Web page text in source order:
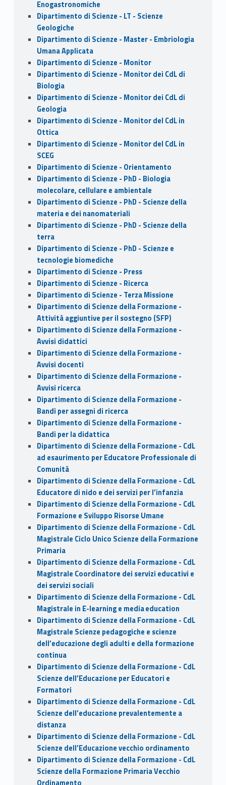
Enogastronomiche
Dipartimento di Scienze - LT - Scienze
Geologiche
Dipartimento di Scienze - Master - Embriologia
Umana Applicata
Dipartimento di Scienze - Monitor
Dipartimento di Scienze - Monitor dei CdL di
Biologia
Dipartimento di Scienze - Monitor dei CdL di
Geologia
Dipartimento di Scienze - Monitor del CdL in
Ottica
Dipartimento di Scienze - Monitor del CdL in
SCEG
Dipartimento di Scienze - Orientamento
Dipartimento di Scienze - PhD - Biologia
molecolare, cellulare e ambientale
Dipartimento di Scienze - PhD - Scienze della
materia e dei nanomateriali
Dipartimento di Scienze - PhD - Scienze della
terra
Dipartimento di Scienze - PhD - Scienze e
tecnologie biomediche
Dipartimento di Scienze - Press
Dipartimento di Scienze - Ricerca
Dipartimento di Scienze - Terza Missione
Dipartimento di Scienze della Formazione -
Attività aggiuntive per il sostegno (SFP)
Dipartimento di Scienze della Formazione -
Avvisi didattici
Dipartimento di Scienze della Formazione -
Avvisi docenti
Dipartimento di Scienze della Formazione -
Avvisi ricerca
Dipartimento di Scienze della Formazione -
Bandi per assegni di ricerca
Dipartimento di Scienze della Formazione -
Bandi per la didattica
Dipartimento di Scienze della Formazione - CdL
ad esaurimento per Educatore Professionale di
Comunità
Dipartimento di Scienze della Formazione - CdL
Educatore di nido e dei servizi per l’infanzia
Dipartimento di Scienze della Formazione - CdL
Formazione e Sviluppo Risorse Umane
Dipartimento di Scienze della Formazione - CdL
Magistrale Ciclo Unico Scienze della Formazione
Primaria
Dipartimento di Scienze della Formazione - CdL
Magistrale Coordinatore dei servizi educativi e
dei servizi sociali
Dipartimento di Scienze della Formazione - CdL
Magistrale in E-learning e media education
Dipartimento di Scienze della Formazione - CdL
Magistrale Scienze pedagogiche e scienze
dell’educazione degli adulti e della formazione
continua
Dipartimento di Scienze della Formazione - CdL
Scienze dell’Educazione per Educatori e
Formatori
Dipartimento di Scienze della Formazione - CdL
Scienze dell’educazione prevalentemente a
distanza
Dipartimento di Scienze della Formazione - CdL
Scienze dell’Educazione vecchio ordinamento
Dipartimento di Scienze della Formazione - CdL
Scienze della Formazione Primaria Vecchio